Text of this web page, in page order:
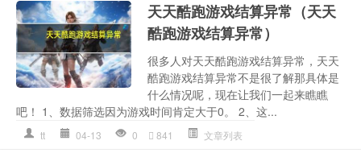
天天酷跑游戏结算异常（天天
酷跑游戏结算异常）
很多人对天天酷跑游戏结算异常，天天
酷跑游戏结算异常不是很了解那具体是
什么情况呢，现在让我们一起来瞧瞧
吧！ 1、数据筛选因为游戏时间肯定大于0。 2、这...
tt 04-13 0 841 文章列表